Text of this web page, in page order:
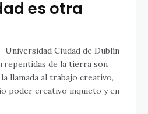
es otra
Universidad Ciudad de Dublín
llamada al trabajo creativo,
poder creativo inquieto y en